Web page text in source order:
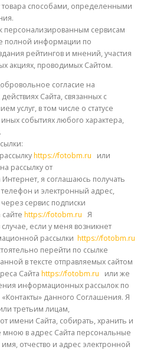
товара способами, определенными
персонализированным сервисам
полной информации по
рейтингов и мнений, участия
акциях, проводимых Сайтом.
согласие на
Сайта, связанных с
услуг, в том числе о статусе
событиях любого характера,
https://fotobm.ru или
рассылку от
Интернет, я соглашаюсь получать
и электронный адрес,
сервис подписки
https://fotobm.ru Я
если у меня возникнет
рассылки https://fotobm.ru
перейти по ссылке
в тексте отправляемых сайтом
Сайта https://fotobm.ru или же
информационных рассылок по
данного Соглашения. Я
третьим лицам,
имени Сайта, собирать, хранить и
мною в адрес Сайта персональные
отчество и адрес электронной